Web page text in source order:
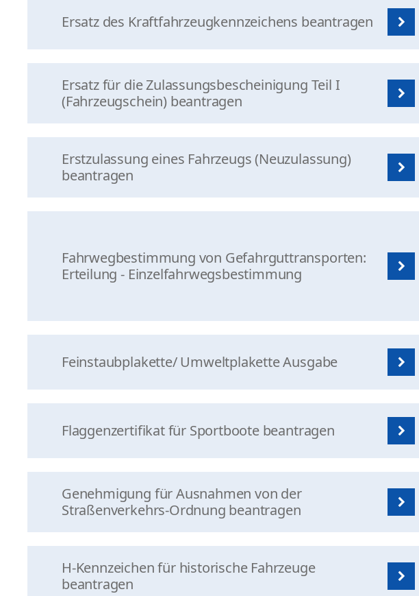
Ersatz des Kraftfahrzeugkennzeichens beantragen
Ersatz für die Zulassungsbescheinigung Teil I
(Fahrzeugschein) beantragen
Erstzulassung eines Fahrzeugs (Neuzulassung)
beantragen
Fahrwegbestimmung von Gefahrguttransporten:
Erteilung - Einzelfahrwegsbestimmung
Feinstaubplakette/ Umweltplakette Ausgabe
Flaggenzertifikat für Sportboote beantragen
Genehmigung für Ausnahmen von der
Straßenverkehrs-Ordnung beantragen
H-Kennzeichen für historische Fahrzeuge
beantragen